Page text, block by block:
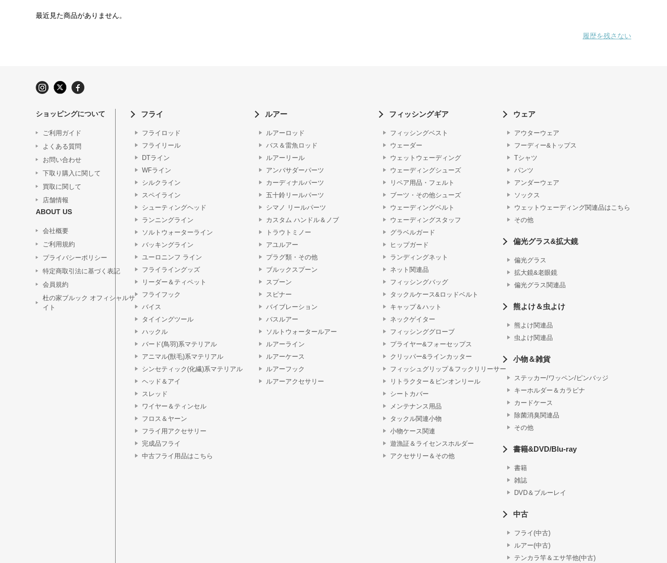
最近見た商品がありません。
履歴を残さない
ショッピングについて
ご利用ガイド
よくある質問
お問い合わせ
下取り購入に関して
買取に関して
店舗情報
ABOUT US
会社概要
ご利用規約
プライバシーポリシー
特定商取引法に基づく表記
会員規約
杜の家ブルック オフィシャルサ
イト
フライ
フライロッド
フライリール
DTライン
WFライン
シルクライン
スペイライン
シューティングヘッド
ランニングライン
ソルトウォーターライン
バッキングライン
ユーロニンフ ライン
フライライングッズ
リーダー＆ティペット
フライフック
バイス
タイイングツール
ハックル
バード(鳥羽)系マテリアル
アニマル(獣毛)系マテリアル
シンセティック(化繊)系マテリアル
ヘッド＆アイ
スレッド
ワイヤー＆ティンセル
フロス＆ヤーン
フライ用アクセサリー
完成品フライ
中古フライ用品はこちら
ルアー
ルアーロッド
バス＆雷魚ロッド
ルアーリール
アンバサダーパーツ
カーディナルパーツ
五十鈴リールパーツ
シマノ リールパーツ
カスタム ハンドル＆ノブ
トラウトミノー
アユルアー
プラグ類・その他
ブルックスプーン
スプーン
スピナー
バイブレーション
バスルアー
ソルトウォータールアー
ルアーライン
ルアーケース
ルアーフック
ルアーアクセサリー
フィッシングギア
フィッシングベスト
ウェーダー
ウェットウェーディング
ウェーディングシューズ
リペア用品・フェルト
ブーツ・その他シューズ
ウェーディングベルト
ウェーディングスタッフ
グラベルガード
ヒップガード
ランディングネット
ネット関連品
フィッシングバッグ
タックルケース&ロッドベルト
キャップ＆ハット
ネックゲイター
フィッシンググローブ
プライヤー&フォーセップス
クリッパー&ラインカッター
フィッシュグリップ＆フックリリーサー
リトラクター＆ピンオンリール
シートカバー
メンテナンス用品
タックル関連小物
小物ケース関連
遊漁証＆ライセンスホルダー
アクセサリー＆その他
ウェア
アウターウェア
フーディー&トップス
Tシャツ
パンツ
アンダーウェア
ソックス
ウェットウェーディング関連品はこちら
その他
偏光グラス&拡大鏡
偏光グラス
拡大鏡&老眼鏡
偏光グラス関連品
熊よけ＆虫よけ
熊よけ関連品
虫よけ関連品
小物＆雑貨
ステッカー/ワッペン/ピンバッジ
キーホルダー＆カラビナ
カードケース
除菌消臭関連品
その他
書籍&DVD/Blu-ray
書籍
雑誌
DVD＆ブルーレイ
中古
フライ(中古)
ルアー(中古)
テンカラ竿＆エサ竿他(中古)